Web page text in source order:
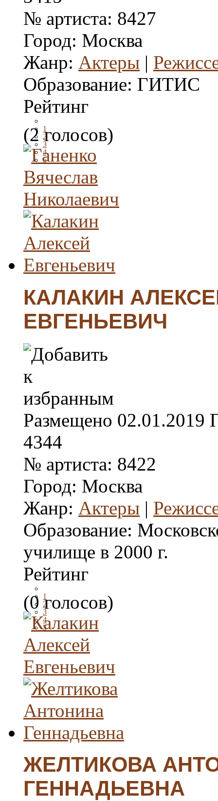
№ артиста: 8427
Город: Москва
Жанр: Актеры |
Образование: ГИТИС
Рейтинг
1
2
3
4
5
(2 голосов)
КАЛАКИН
ЕВГЕНЬЕВИЧ
Размещено 02.01.2019
4344
№ артиста: 8422
Город: Москва
Жанр: Актеры |
Образование:
училище в 2000 г.
Рейтинг
1
2
3
4
5
(0 голосов)
ЖЕЛТИКОВА
ГЕННАДЬЕВНА